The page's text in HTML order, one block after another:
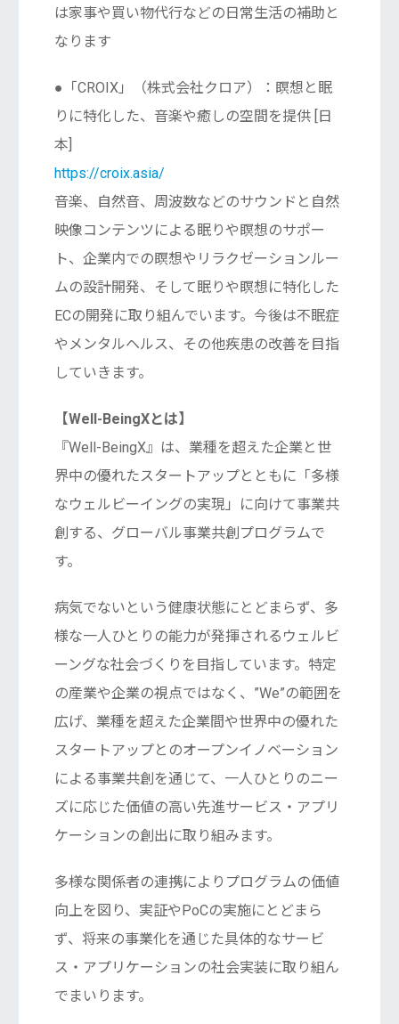
は家事や買い物代行などの日常生活の補助と
なります
●「CROIX」（株式会社クロア）：瞑想と眠
りに特化した、音楽や癒しの空間を提供 [日
本]
https://croix.asia/
音楽、自然音、周波数などのサウンドと自然
映像コンテンツによる眠りや瞑想のサポー
ト、企業内での瞑想やリラクゼーションルー
ムの設計開発、そして眠りや瞑想に特化した
ECの開発に取り組んでいます。今後は不眠症
やメンタルヘルス、その他疾患の改善を目指
していきます。
【Well-BeingXとは】
『Well-BeingX』は、業種を超えた企業と世
界中の優れたスタートアップとともに「多様
なウェルビーイングの実現」に向けて事業共
創する、グローバル事業共創プログラムで
す。
病気でないという健康状態にとどまらず、多
様な一人ひとりの能力が発揮されるウェルビ
ーングな社会づくりを目指しています。特定
の産業や企業の視点ではなく、”We”の範囲を
広げ、業種を超えた企業間や世界中の優れた
スタートアップとのオープンイノベーション
による事業共創を通じて、一人ひとりのニー
ズに応じた価値の高い先進サービス・アプリ
ケーションの創出に取り組みます。
多様な関係者の連携によりプログラムの価値
向上を図り、実証やPoCの実施にとどまら
ず、将来の事業化を通じた具体的なサービ
ス・アプリケーションの社会実装に取り組ん
でまいります。